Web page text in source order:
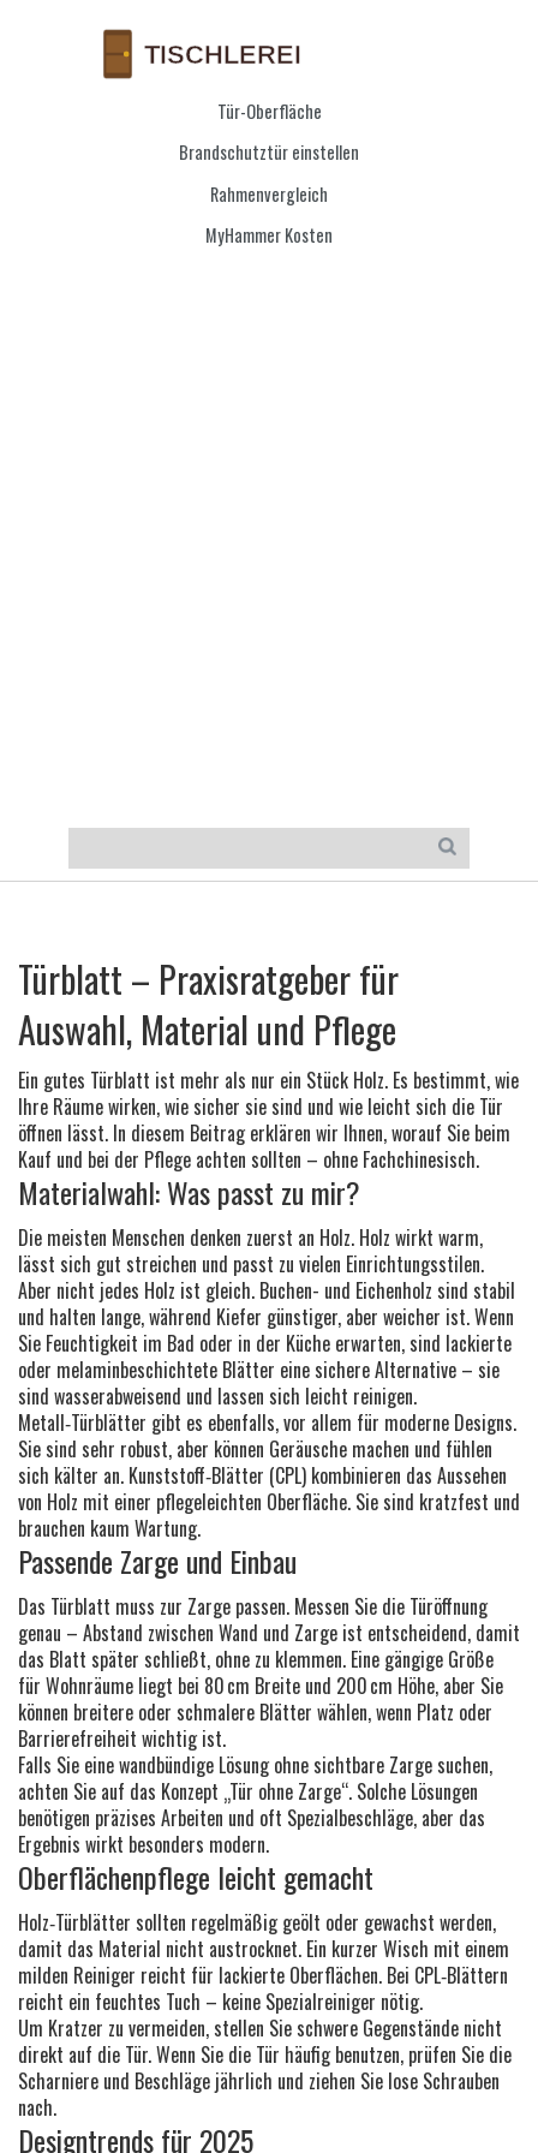
Tür-Oberfläche
Brandschutztür einstellen
Rahmenvergleich
MyHammer Kosten
Türblatt – Praxisratgeber für
Auswahl, Material und Pflege
Ein gutes Türblatt ist mehr als nur ein Stück Holz. Es bestimmt, wie
Ihre Räume wirken, wie sicher sie sind und wie leicht sich die Tür
öffnen lässt. In diesem Beitrag erklären wir Ihnen, worauf Sie beim
Kauf und bei der Pflege achten sollten – ohne Fachchinesisch.
Materialwahl: Was passt zu mir?
Die meisten Menschen denken zuerst an Holz. Holz wirkt warm,
lässt sich gut streichen und passt zu vielen Einrichtungsstilen.
Aber nicht jedes Holz ist gleich. Buchen- und Eichenholz sind stabil
und halten lange, während Kiefer günstiger, aber weicher ist. Wenn
Sie Feuchtigkeit im Bad oder in der Küche erwarten, sind lackierte
oder melaminbeschichtete Blätter eine sichere Alternative – sie
sind wasserabweisend und lassen sich leicht reinigen.
Metall‑Türblätter gibt es ebenfalls, vor allem für moderne Designs.
Sie sind sehr robust, aber können Geräusche machen und fühlen
sich kälter an. Kunststoff‑Blätter (CPL) kombinieren das Aussehen
von Holz mit einer pflegeleichten Oberfläche. Sie sind kratzfest und
brauchen kaum Wartung.
Passende Zarge und Einbau
Das Türblatt muss zur Zarge passen. Messen Sie die Türöffnung
genau – Abstand zwischen Wand und Zarge ist entscheidend, damit
das Blatt später schließt, ohne zu klemmen. Eine gängige Größe
für Wohnräume liegt bei 80 cm Breite und 200 cm Höhe, aber Sie
können breitere oder schmalere Blätter wählen, wenn Platz oder
Barrierefreiheit wichtig ist.
Falls Sie eine wandbündige Lösung ohne sichtbare Zarge suchen,
achten Sie auf das Konzept „Tür ohne Zarge“. Solche Lösungen
benötigen präzises Arbeiten und oft Spezialbeschläge, aber das
Ergebnis wirkt besonders modern.
Oberflächenpflege leicht gemacht
Holz‑Türblätter sollten regelmäßig geölt oder gewachst werden,
damit das Material nicht austrocknet. Ein kurzer Wisch mit einem
milden Reiniger reicht für lackierte Oberflächen. Bei CPL‑Blättern
reicht ein feuchtes Tuch – keine Spezialreiniger nötig.
Um Kratzer zu vermeiden, stellen Sie schwere Gegenstände nicht
direkt auf die Tür. Wenn Sie die Tür häufig benutzen, prüfen Sie die
Scharniere und Beschläge jährlich und ziehen Sie lose Schrauben
nach.
Designtrends für 2025